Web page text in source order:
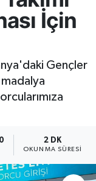
İçin
Gençler
2 DK
OKUNMA SÜRESI